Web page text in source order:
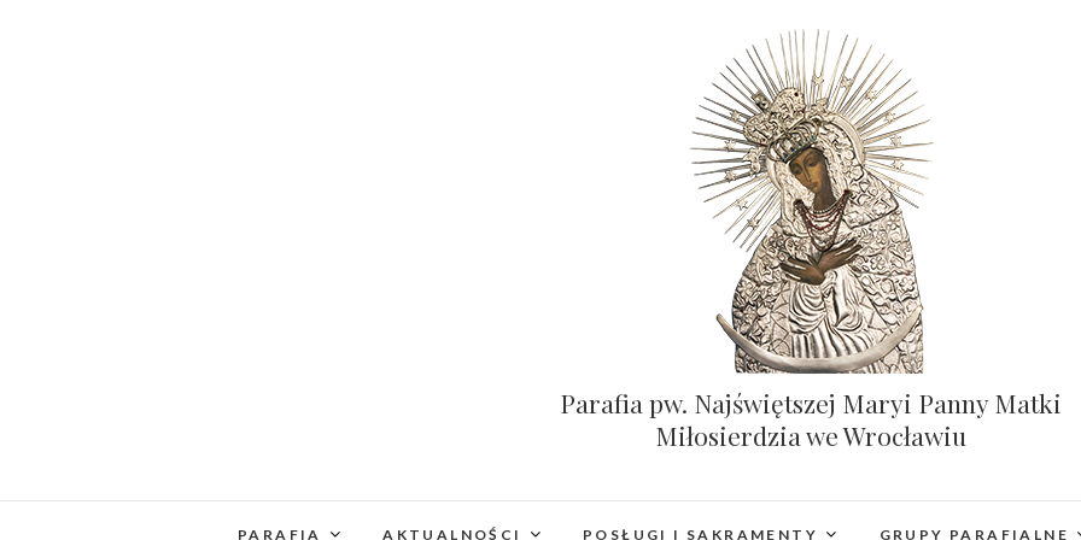
Parafia pw. Najświętszej Maryi Panny Matki
Miłosierdzia we Wrocławiu
PARAFIA AKTUALNOŚCI POSŁUGI I SAKRAMENTY GRUPY PARAFIALNE